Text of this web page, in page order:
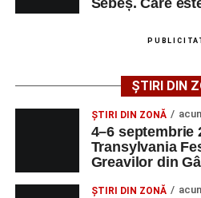
Fest, la Cetatea Greavilor
Ultimele știri din Sebeș
Femeie de 66 de ani,
spital după ce a fost
ȘTIRI DIN
ȘTIRI DIN ZONĂ
4–6 septembrie
Transylvania
Greavilor din
ȘTIRI DIN ZONĂ